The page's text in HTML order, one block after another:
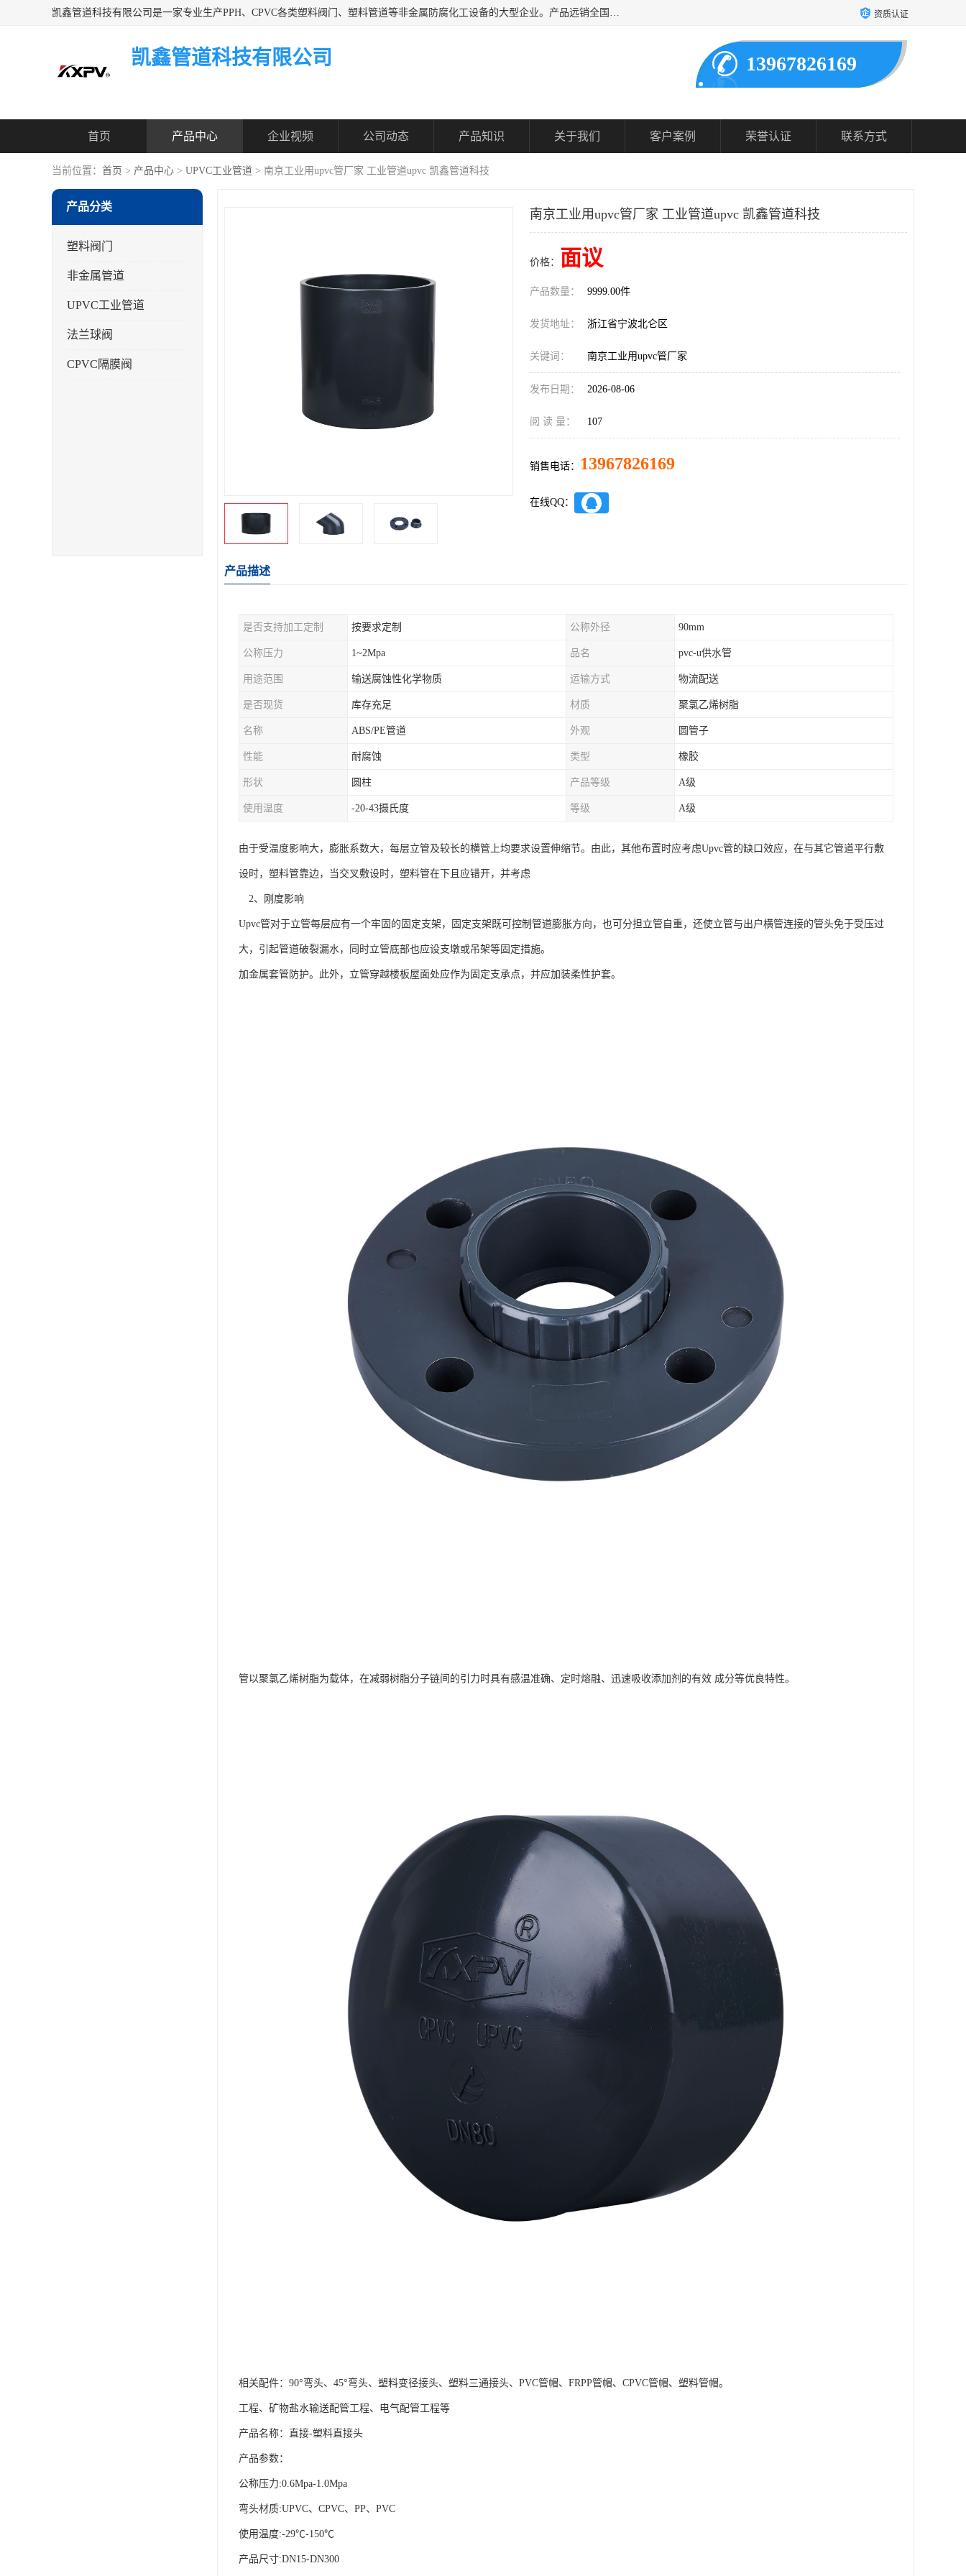
凯鑫管道科技有限公司是一家专业生产PPH、CPVC各类塑料阀门、塑料管道等非金属防腐化工设备的大型企业。产品远销全国三十一个省、市、自治区,广泛应用于化工、石油、氯碱、染料、制药、农药等行业，深受广大用户欢迎，是目前国内生产化工泵、阀门规模较大的生产基地之一。 资质认证
凯鑫管道科技有限公司 13967826169
首页 产品中心 企业视频 公司动态 产品知识 关于我们 客户案例 荣誉认证 联系方式
当前位置： 首页 > 产品中心 > UPVC工业管道 > 南京工业用upvc管厂家 工业管道upvc 凯鑫管道科技
产品分类
塑料阀门
非金属管道
UPVC工业管道
法兰球阀
CPVC隔膜阀
南京工业用upvc管厂家 工业管道upvc 凯鑫管道科技
价格： 面议
产品数量： 9999.00件
发货地址： 浙江省宁波北仑区
关键词： 南京工业用upvc管厂家
发布日期： 2026-08-06
阅 读 量： 107
销售电话： 13967826169
在线QQ：
产品描述
是否支持加工定制 按要求定制 公称外径 90mm
公称压力 1~2Mpa 品名 pvc-u供水管
用途范围 输送腐蚀性化学物质 运输方式 物流配送
是否现货 库存充足 材质 聚氯乙烯树脂
名称 ABS/PE管道 外观 圆管子
性能 耐腐蚀 类型 橡胶
形状 圆柱 产品等级 A级
使用温度 -20-43摄氏度 等级 A级
由于受温度影响大，膨胀系数大，每层立管及较长的横管上均要求设置伸缩节。由此，其他布置时应考虑Upvc管的缺口效应，在与其它管道平行敷
设时，塑料管靠边，当交叉敷设时，塑料管在下且应错开，并考虑
2、刚度影响
Upvc管对于立管每层应有一个牢固的固定支架，固定支架既可控制管道膨胀方向，也可分担立管自重，还使立管与出户横管连接的管头免于受压过
大，引起管道破裂漏水，同时立管底部也应设支墩或吊架等固定措施。
加金属套管防护。此外，立管穿越楼板屋面处应作为固定支承点，并应加装柔性护套。
管以聚氯乙烯树脂为载体，在减弱树脂分子链间的引力时具有感温准确、定时熔融、迅速吸收添加剂的有效 成分等优良特性。
相关配件：90°弯头、45°弯头、塑料变径接头、塑料三通接头、PVC管帽、FRPP管帽、CPVC管帽、塑料管帽。
工程、矿物盐水输送配管工程、电气配管工程等
产品名称：直接-塑料直接头
产品参数：
公称压力:0.6Mpa-1.0Mpa
弯头材质:UPVC、CPVC、PP、PVC
使用温度:-29℃-150℃
产品尺寸:DN15-DN300